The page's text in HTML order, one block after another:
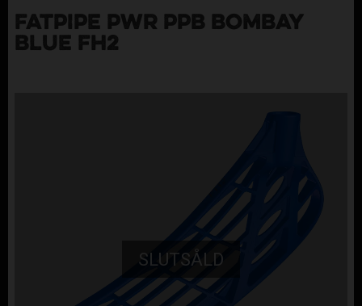
FATPIPE PWR PPB BOMBAY
BLUE FH2
SLUTSÅLD